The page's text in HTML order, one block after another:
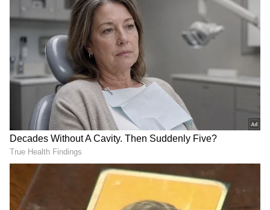
தற்போது அட்டர்னி ஜெனரலாக இருக்கும்
கே.கே.வேணுகோபால் செப்டம்பர் 30ம்
தேதிக்குப்பின் தன்னால் தலைமை
DOWNLOAD APP